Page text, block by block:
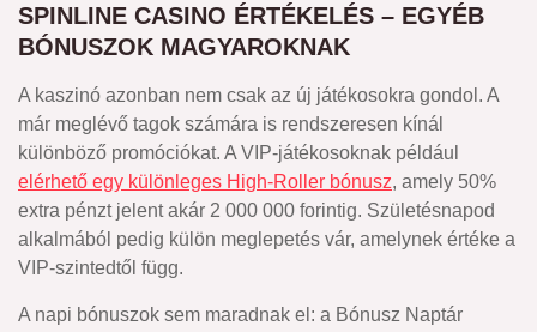
SPINLINE CASINO ÉRTÉKELÉS – EGYÉB
BÓNUSZOK MAGYAROKNAK
A kaszinó azonban nem csak az új játékosokra gondol. A
már meglévő tagok számára is rendszeresen kínál
különböző promóciókat. A VIP-játékosoknak például
elérhető egy különleges High-Roller bónusz, amely 50%
extra pénzt jelent akár 2 000 000 forintig. Születésnapod
alkalmából pedig külön meglepetés vár, amelynek értéke a
VIP-szintedtől függ.
A napi bónuszok sem maradnak el: a Bónusz Naptár